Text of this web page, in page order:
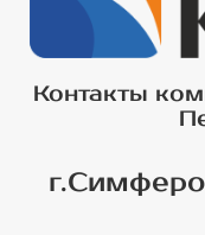
Контакты